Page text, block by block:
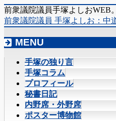
前衆議院議員手塚よしおWEB
前衆議院議員 手塚よしお：中
MENU
手塚の独り言
手塚コラム
プロフィール
秘書日記
内野席・外野席
ポスター博物館